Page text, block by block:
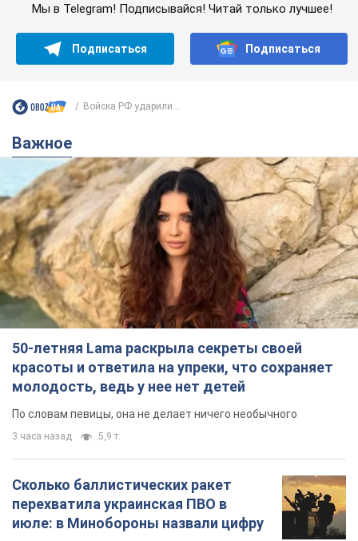
Мы в Telegram! Подписывайся! Читай только лучшее!
Подписаться Подписаться
Войска РФ ударили...
Важное
50-летняя Lama раскрыла секреты своей
красоты и ответила на упреки, что сохраняет
молодость, ведь у нее нет детей
По словам певицы, она не делает ничего необычного
3 часа назад 5,9 т.
Сколько баллистических ракет
перехватила украинская ПВО в
июле: в Минобороны назвали цифру